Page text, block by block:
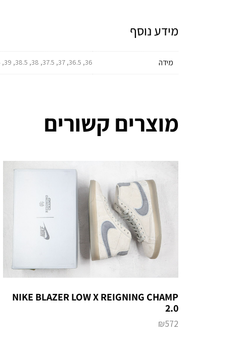
מידע נוסף
מידה 36, 36.5, 37, 37.5, 38, 38.5, 39, 39.5, 40, 40.5, 41, 41.5, 42, 42.5, 43, 43.5, 44, 44.5, 45, 45.5, 46
מוצרים קשורים
NIKE BLAZER LOW X REIGNING CHAMP
2.0
₪572